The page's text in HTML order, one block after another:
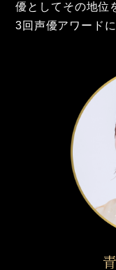
優としてその地位
3回声優アワード